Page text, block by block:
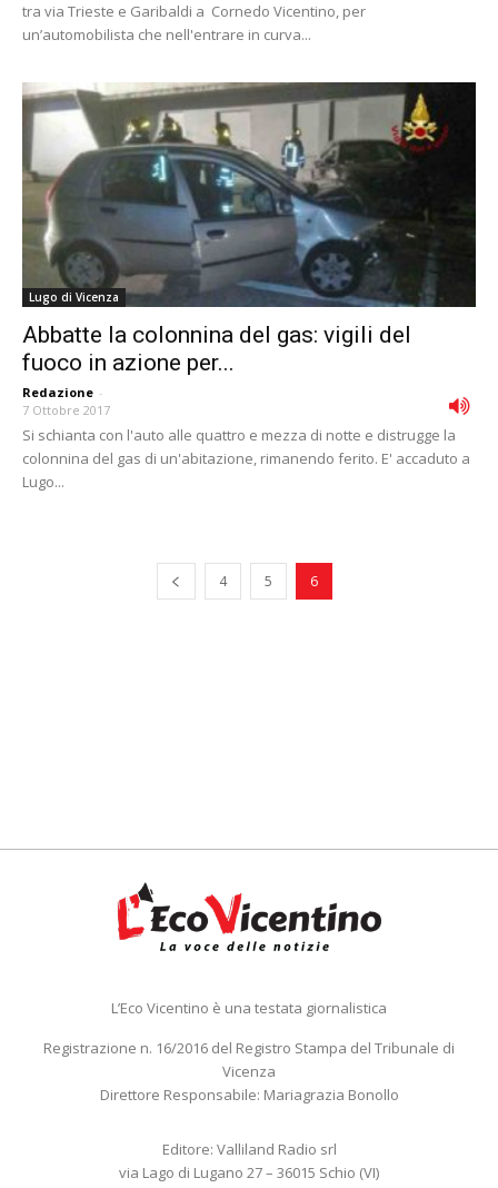
tra via Trieste e Garibaldi a Cornedo Vicentino, per
un’automobilista che nell'entrare in curva...
Lugo di Vicenza
Abbatte la colonnina del gas: vigili del
fuoco in azione per...
Redazione -
7 Ottobre 2017
Si schianta con l'auto alle quattro e mezza di notte e distrugge la
colonnina del gas di un'abitazione, rimanendo ferito. E' accaduto a
Lugo...
4 5 6
L’Eco Vicentino è una testata giornalistica
Registrazione n. 16/2016 del Registro Stampa del Tribunale di
Vicenza
Direttore Responsabile: Mariagrazia Bonollo
Editore: Valliland Radio srl
via Lago di Lugano 27 – 36015 Schio (VI)